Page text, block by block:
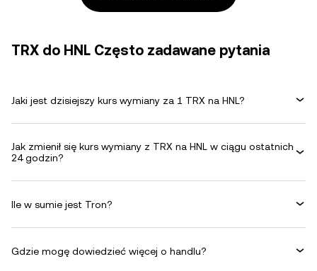
TRX do HNL Często zadawane pytania
Jaki jest dzisiejszy kurs wymiany za 1 TRX na HNL?
Jak zmienił się kurs wymiany z TRX na HNL w ciągu ostatnich
24 godzin?
Ile w sumie jest Tron?
Gdzie mogę dowiedzieć więcej o handlu?